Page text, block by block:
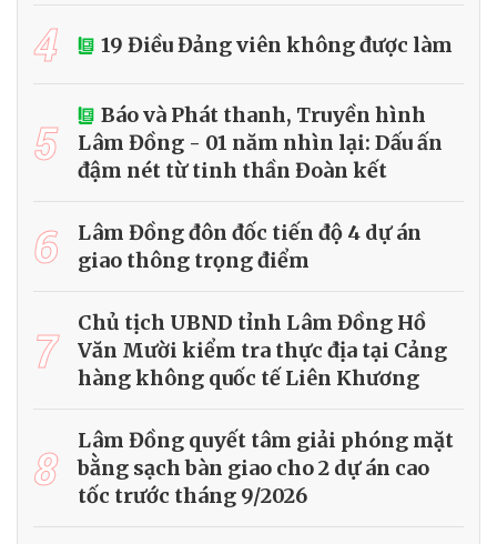
4 19 Điều Đảng viên không được làm
5
Báo và Phát thanh, Truyền hình
Lâm Đồng - 01 năm nhìn lại: Dấu ấn
đậm nét từ tinh thần Đoàn kết
6
Lâm Đồng đôn đốc tiến độ 4 dự án
giao thông trọng điểm
7
Chủ tịch UBND tỉnh Lâm Đồng Hồ
Văn Mười kiểm tra thực địa tại Cảng
hàng không quốc tế Liên Khương
8
Lâm Đồng quyết tâm giải phóng mặt
bằng sạch bàn giao cho 2 dự án cao
tốc trước tháng 9/2026